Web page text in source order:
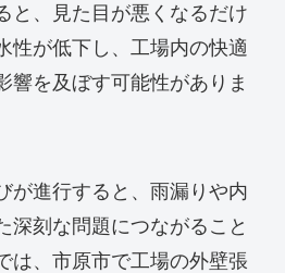
と、見た目が悪くなるだけ
性が低下し、工場内の快適
響を及ぼす可能性がありま
が進行すると、雨漏りや内
深刻な問題につながること
は、市原市で工場の外壁張